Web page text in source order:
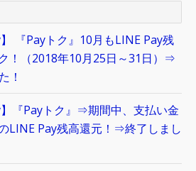
】 『Payトク』10月もLINE Pay残
！（2018年10月25日～31日）⇒
！
】『Payトク』⇒期間中、支払い金
LINE Pay残高還元！⇒終了しまし